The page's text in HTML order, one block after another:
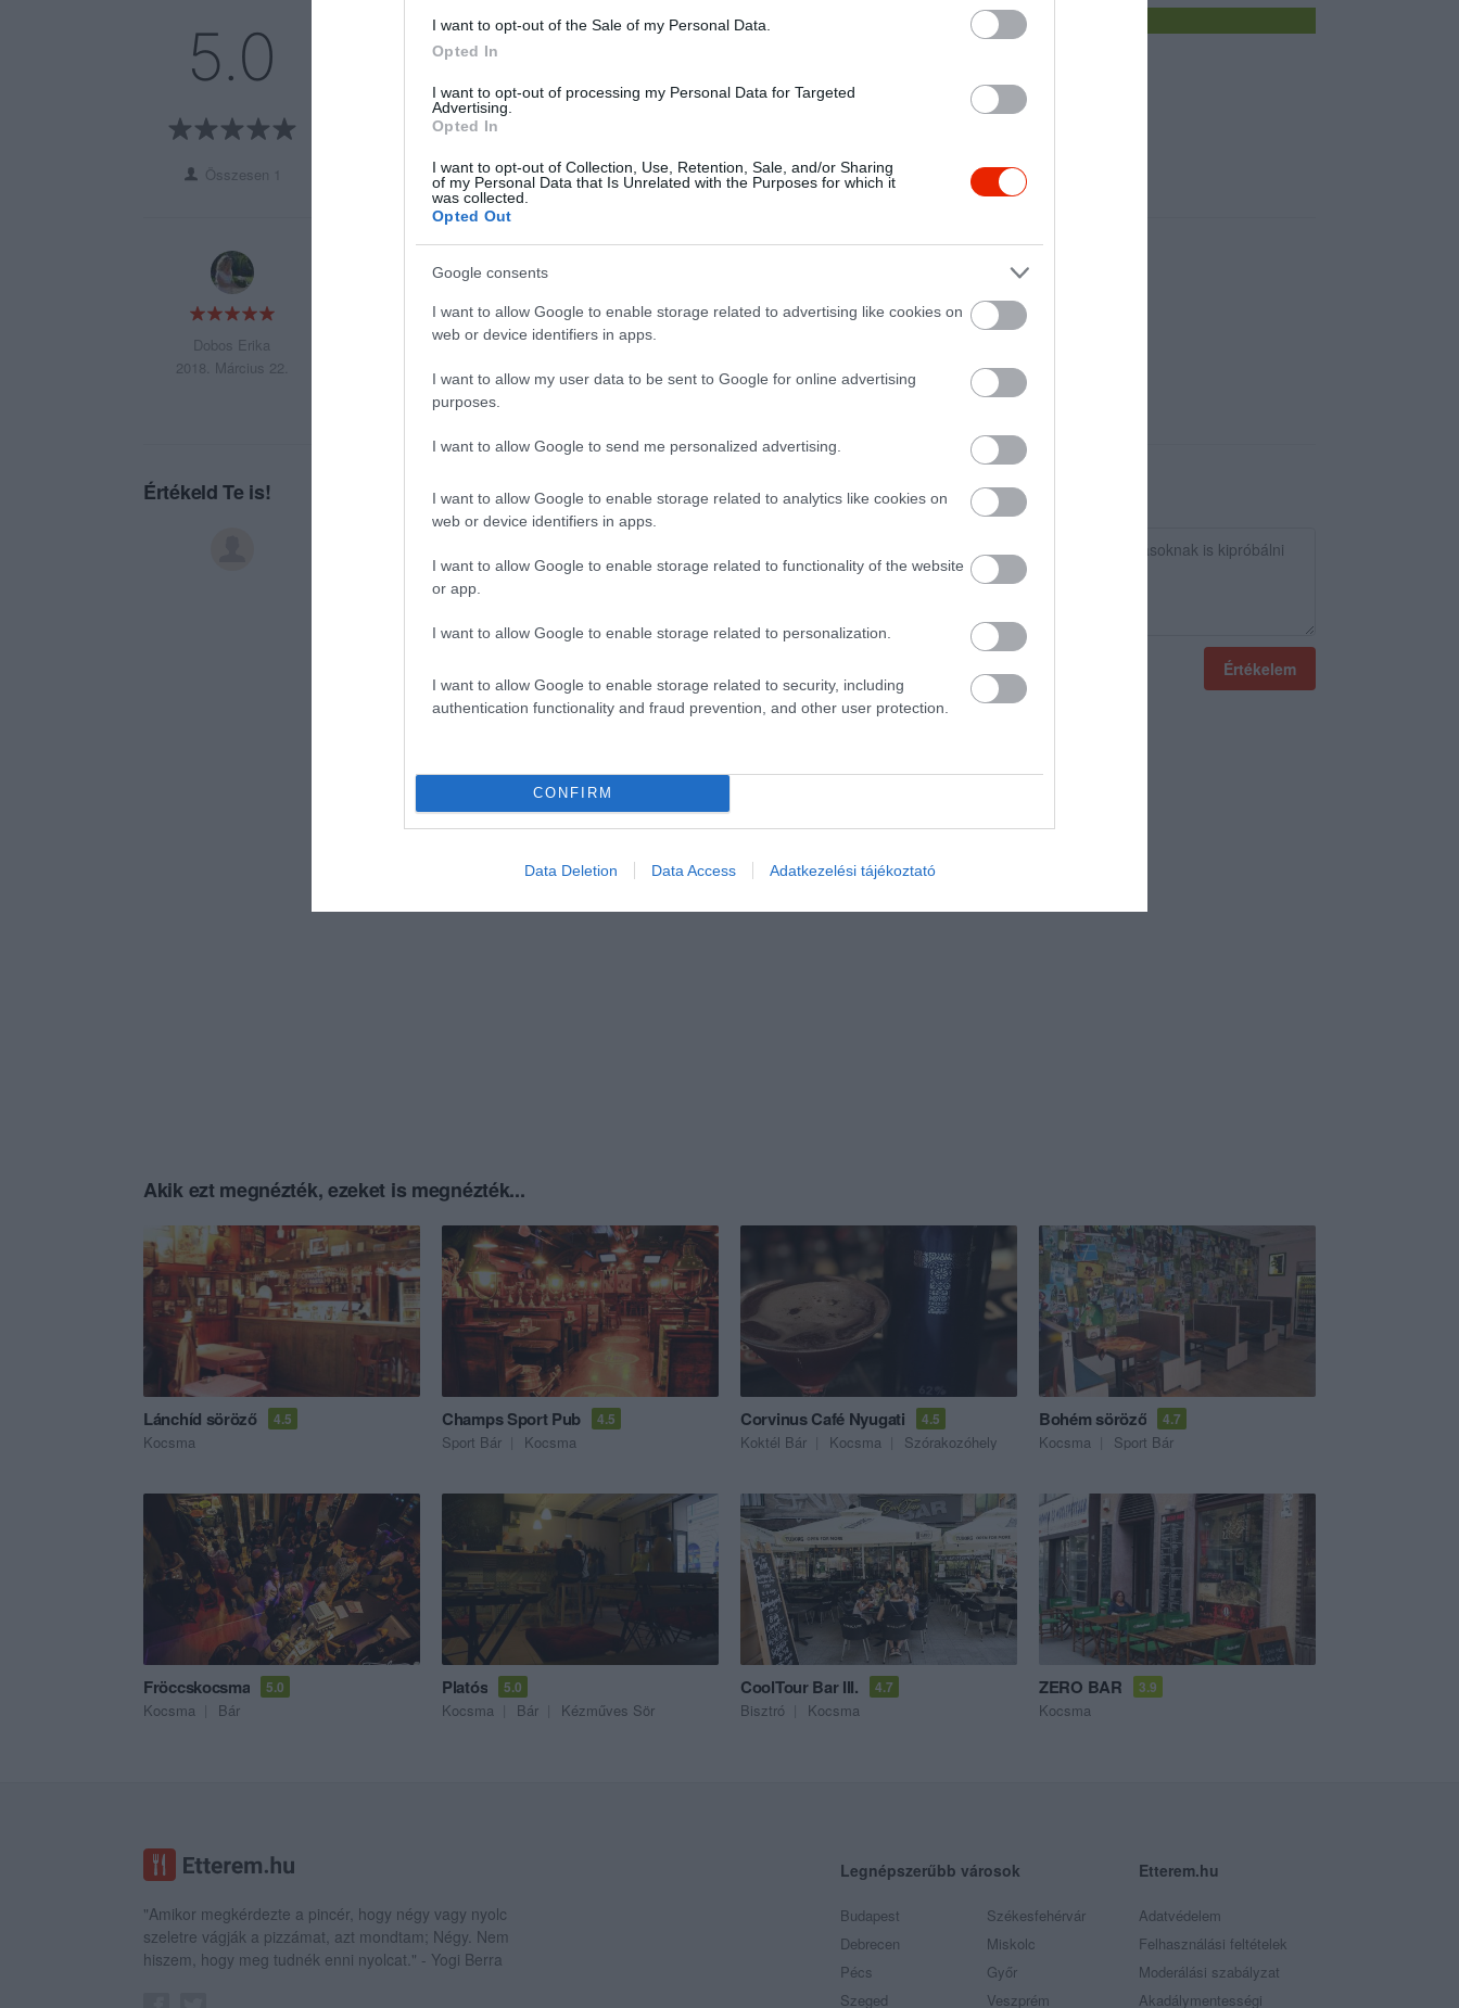
I want to opt-out of the Sale of my Personal Data.
Opted In
I want to opt-out of processing my Personal Data for Targeted
Advertising.
Opted In
I want to opt-out of Collection, Use, Retention, Sale, and/or Sharing
of my Personal Data that Is Unrelated with the Purposes for which it
was collected.
Opted Out
Google consents
I want to allow Google to enable storage related to advertising like cookies on
web or device identifiers in apps.
I want to allow my user data to be sent to Google for online advertising
purposes.
I want to allow Google to send me personalized advertising.
I want to allow Google to enable storage related to analytics like cookies on
web or device identifiers in apps.
I want to allow Google to enable storage related to functionality of the website
or app.
I want to allow Google to enable storage related to personalization.
I want to allow Google to enable storage related to security, including
authentication functionality and fraud prevention, and other user protection.
CONFIRM
Data Deletion Data Access Adatkezelési tájékoztató
5.0
Összesen 1
Dobos Erika
2018. Március 22.
Finom pizzát sütnek.
Értékeld Te is!
Értékelem
Akik ezt megnézték, ezeket is megnézték...
Lánchíd söröző 4.5
Kocsma
Champs Sport Pub 4.5
Sport Bár Kocsma
Corvinus Café Nyugati 4.5
Koktél Bár Kocsma Szórakozóhely
Bohém söröző 4.7
Kocsma Sport Bár
Fröccskocsma 5.0
Kocsma Bár
Platós 5.0
Kocsma Bár Kézműves Sör
CoolTour Bar III. 4.7
Bisztró Kocsma
ZERO BAR 3.9
Kocsma
"Amikor megkérdezte a pincér, hogy négy vagy nyolc
szeletre vágják a pizzámat, azt mondtam; Négy. Nem
hiszem, hogy meg tudnék enni nyolcat." - Yogi Berra
Legnépszerűbb városok
Budapest
Debrecen
Pécs
Szeged
Székesfehérvár
Miskolc
Győr
Veszprém
Etterem.hu
Adatvédelem
Felhasználási feltételek
Moderálási szabályzat
Akadálymentességi